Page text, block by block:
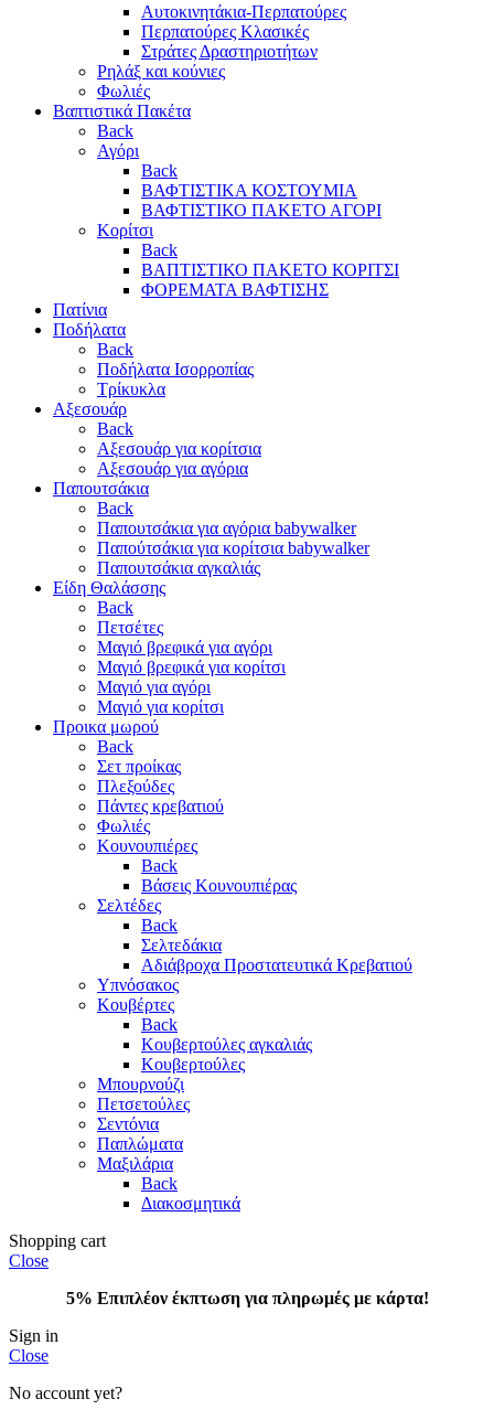
Αυτοκινητάκια-Περπατούρες
Περπατούρες Κλασικές
Στράτες Δραστηριοτήτων
Ρηλάξ και κούνιες
Φωλιές
Βαπτιστικά Πακέτα
Back
Αγόρι
Back
ΒΑΦΤΙΣΤΙΚΑ ΚΟΣΤΟΥΜΙΑ
ΒΑΦΤΙΣΤΙΚΟ ΠΑΚΕΤΟ ΑΓΟΡΙ
Κορίτσι
Back
ΒΑΠΤΙΣΤΙΚΟ ΠΑΚΕΤΟ ΚΟΡΙΤΣΙ
ΦΟΡΕΜΑΤΑ ΒΑΦΤΙΣΗΣ
Πατίνια
Ποδήλατα
Back
Ποδήλατα Ισορροπίας
Τρίκυκλα
Αξεσουάρ
Back
Αξεσουάρ για κορίτσια
Αξεσουάρ για αγόρια
Παπουτσάκια
Back
Παπουτσάκια για αγόρια babywalker
Παπούτσάκια για κορίτσια babywalker
Παπουτσάκια αγκαλιάς
Είδη Θαλάσσης
Back
Πετσέτες
Μαγιό βρεφικά για αγόρι
Μαγιό βρεφικά για κορίτσι
Μαγιό για αγόρι
Μαγιό για κορίτσι
Προικα μωρού
Back
Σετ προίκας
Πλεξούδες
Πάντες κρεβατιού
Φωλιές
Κουνουπιέρες
Back
Βάσεις Κουνουπιέρας
Σελτέδες
Back
Σελτεδάκια
Αδιάβροχα Προστατευτικά Κρεβατιού
Υπνόσακος
Κουβέρτες
Back
Κουβερτούλες αγκαλιάς
Κουβερτούλες
Μπουρνούζι
Πετσετούλες
Σεντόνια
Παπλώματα
Μαξιλάρια
Back
Διακοσμητικά
Shopping cart
Close
5% Επιπλέον έκπτωση για πληρωμές με κάρτα!
Sign in
Close
No account yet?